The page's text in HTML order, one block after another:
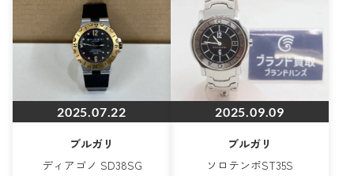
2025.07.22
ブルガリ
ディアゴノ SD38SG
2025.09.09
ブルガリ
ソロテンポST35S